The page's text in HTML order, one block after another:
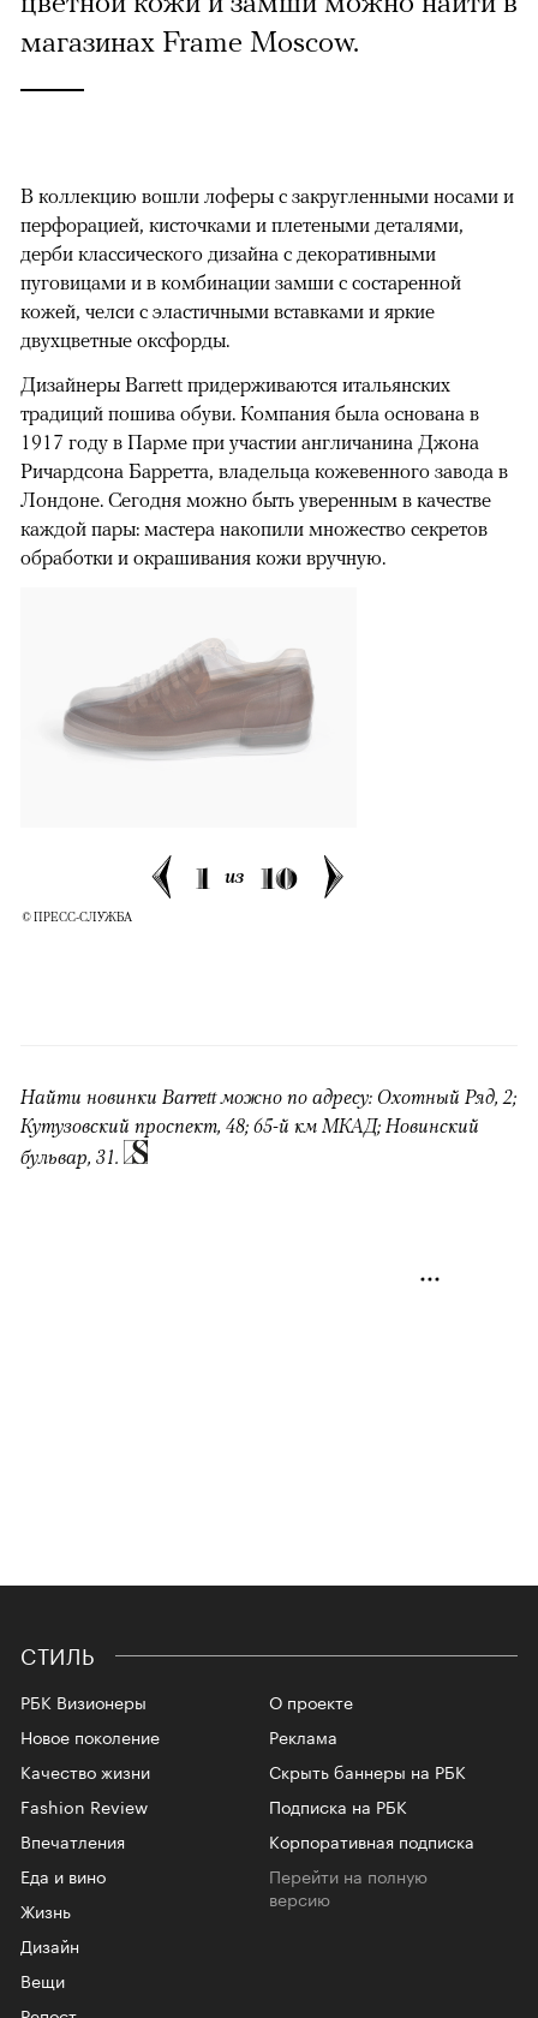
магазинах Frame Moscow.
В коллекцию вошли лоферы с закругленными носами и
перфорацией, кисточками и плетеными деталями,
дерби классического дизайна с декоративными
пуговицами и в комбинации замши с состаренной
кожей, челси с эластичными вставками и яркие
двухцветные оксфорды.
Дизайнеры Barrett придерживаются итальянских
традиций пошива обуви. Компания была основана в
1917 году в Парме при участии англичанина Джона
Ричардсона Барретта, владельца кожевенного завода в
Лондоне. Сегодня можно быть уверенным в качестве
каждой пары: мастера накопили множество секретов
обработки и окрашивания кожи вручную.
1 из 10
© ПРЕСС-СЛУЖБА
Найти новинки Barrett можно по адресу: Охотный Ряд, 2;
Кутузовский проспект, 48; 65-й км МКАД; Новинский
бульвар, 31.
СТИЛЬ
РБК Визионеры
Новое поколение
Качество жизни
Fashion Review
Впечатления
Еда и вино
Жизнь
Дизайн
Вещи
О проекте
Реклама
Скрыть баннеры на РБК
Подписка на РБК
Корпоративная подписка
Перейти на полную
версию